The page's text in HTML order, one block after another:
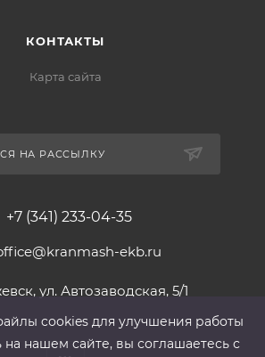
КОНТАКТЫ
Карта сайта
НА РАССЫЛКУ
+7 (341) 233-04-35
ekb.ru
ул. Автозаводская, 5/1
cооkies для улучшения работы
на нашем сайте, вы соглашаетесь с